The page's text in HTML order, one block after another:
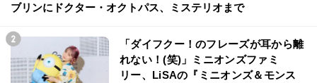
ブリンにドクター・オクトパス、ミステリオまで
「ダイフクー！のフレーズが耳から離
れない！(笑)」ミニオンズファミ
リー、LiSAの『ミニオンズ＆モンス